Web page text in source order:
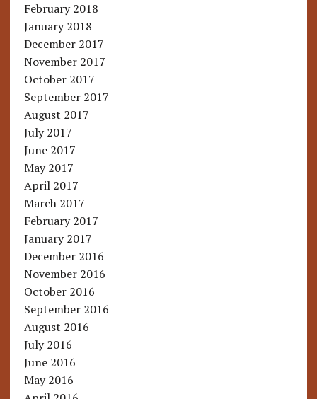
February 2018
January 2018
December 2017
November 2017
October 2017
September 2017
August 2017
July 2017
June 2017
May 2017
April 2017
March 2017
February 2017
January 2017
December 2016
November 2016
October 2016
September 2016
August 2016
July 2016
June 2016
May 2016